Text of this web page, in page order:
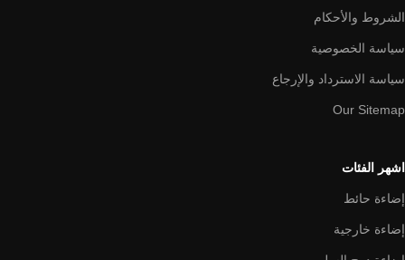
الشروط والأحكام
سياسة الخصوصية
سياسة الاسترداد والإرجاع
Our Sitemap
اشهر الفئات
إضاءة حائط
إضاءة خارجية